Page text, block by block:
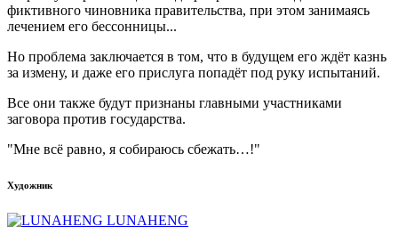
фиктивного чиновника правительства, при этом занимаясь
лечением его бессонницы...
Но проблема заключается в том, что в будущем его ждёт казнь
за измену, и даже его прислуга попадёт под руку испытаний.
Все они также будут признаны главными участниками
заговора против государства.
"Мне всё равно, я собираюсь сбежать…!"
Художник
LUNAHENG